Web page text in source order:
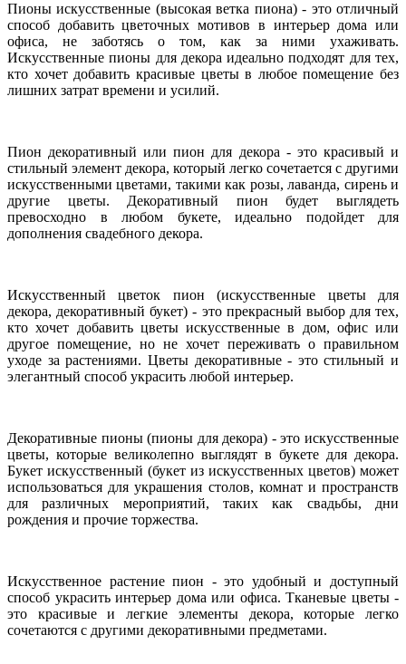
Пионы искусственные (высокая ветка пиона) - это отличный
способ добавить цветочных мотивов в интерьер дома или
офиса, не заботясь о том, как за ними ухаживать.
Искусственные пионы для декора идеально подходят для тех,
кто хочет добавить красивые цветы в любое помещение без
лишних затрат времени и усилий.
Пион декоративный или пион для декора - это красивый и
стильный элемент декора, который легко сочетается с другими
искусственными цветами, такими как розы, лаванда, сирень и
другие цветы. Декоративный пион будет выглядеть
превосходно в любом букете, идеально подойдет для
дополнения свадебного декора.
Искусственный цветок пион (искусственные цветы для
декора, декоративный букет) - это прекрасный выбор для тех,
кто хочет добавить цветы искусственные в дом, офис или
другое помещение, но не хочет переживать о правильном
уходе за растениями. Цветы декоративные - это стильный и
элегантный способ украсить любой интерьер.
Декоративные пионы (пионы для декора) - это искусственные
цветы, которые великолепно выглядят в букете для декора.
Букет искусственный (букет из искусственных цветов) может
использоваться для украшения столов, комнат и пространств
для различных мероприятий, таких как свадьбы, дни
рождения и прочие торжества.
Искусственное растение пион - это удобный и доступный
способ украсить интерьер дома или офиса. Тканевые цветы -
это красивые и легкие элементы декора, которые легко
сочетаются с другими декоративными предметами.